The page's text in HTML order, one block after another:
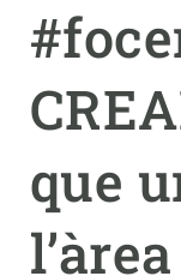
que
menu
CIÈNCIA EN ACCIÓ
UNEIX-TE A
PARTICIPA